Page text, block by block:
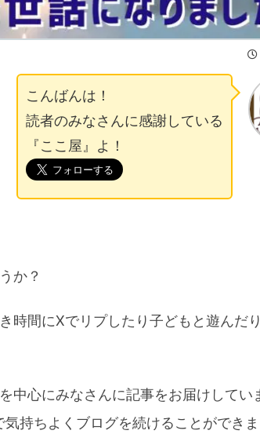
こんばんは！
読者のみなさんに感謝している
『ここ屋』よ！
か？
時間にXでリプしたり子どもと遊んだ
中心にみなさんに記事をお届けしてい
持ちよくブログを続けることができま